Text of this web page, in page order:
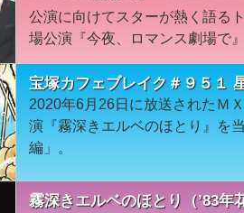
公演に向けてスターが熱く語る
場公演『今夜、ロマンス劇場で
宝塚カフェブレイク＃９５１
2020年6月26日に放送されたＭ
演『霧深きエルベのほとり』を
編」。
霧深きエルベのほとり（’83